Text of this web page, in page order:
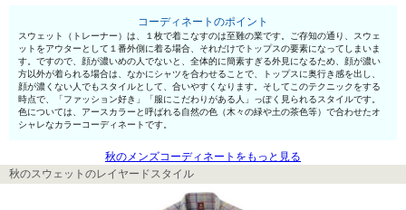
コーディネートのポイント
スウェット（トレーナー）は、１枚で着こなすのは至難の業です。ご存知の通り、スウェ
ットをアウターとして１番外側に着る場合、それだけでトップスの要素になってしまいま
す。ですので、顔が濃いめの人でないと、全体的に簡素すぎる外見になるため、顔が濃い
方以外が着られる場合は、なかにシャツを合わせることで、トップスに奥行き感を出し、
顔が濃くない人でもスタイルとして、合いやすくなります。そしてこのテクニックをする
時点で、「ファッション好き」「服にこだわりがある人」っぽく見られるスタイルです。
色については、アースカラーと呼ばれる自然の色（木々の緑や土の茶色等）で合わせたオ
シャレなカラーコーディネートです。
秋のメンズコーディネートをもっと見る
秋のスウェットのレイヤードスタイル